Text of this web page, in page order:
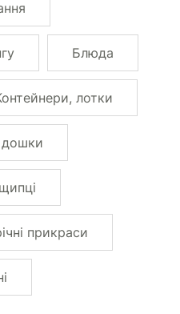
Блюда
лотки
дошки
прикраси